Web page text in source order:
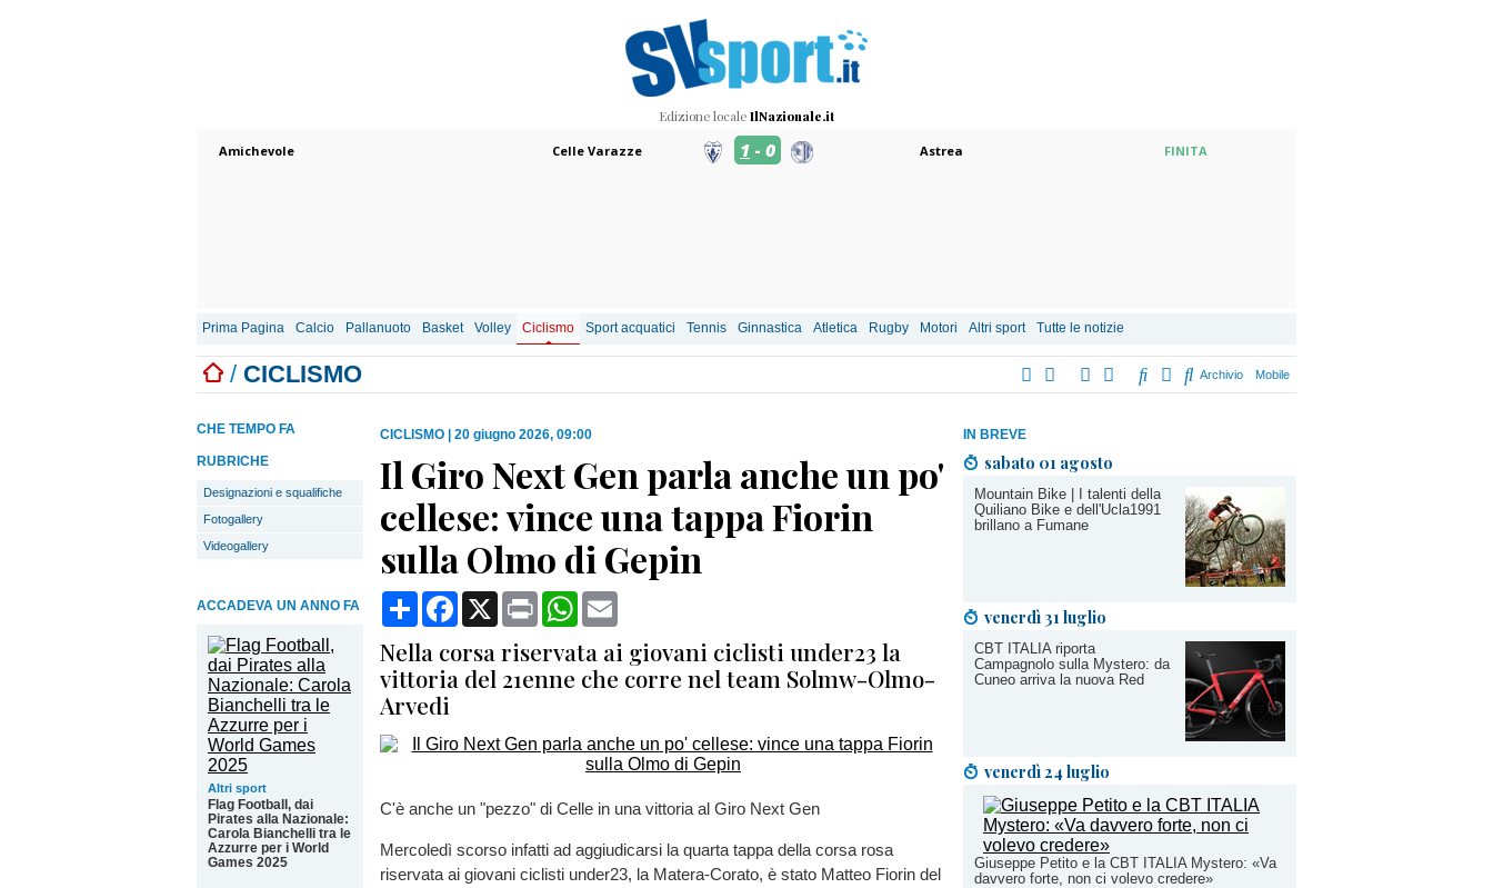
Edizione locale IlNazionale.it
Amichevole Celle Varazze 1 - 0 Astrea FINITA
Prima Pagina Calcio Pallanuoto Basket Volley Ciclismo Sport acquatici Tennis Ginnastica Atletica Rugby Motori Altri sport Tutte le notizie
/ CICLISMO Archivio Mobile
IN BREVE
sabato 01 agosto
Mountain Bike | I talenti della
Quiliano Bike e dell'Ucla1991
brillano a Fumane
venerdì 31 luglio
CBT ITALIA riporta
Campagnolo sulla Mystero: da
Cuneo arriva la nuova Red
venerdì 24 luglio
Giuseppe Petito e la CBT ITALIA Mystero: «Va
davvero forte, non ci volevo credere»
CHE TEMPO FA
RUBRICHE
Designazioni e squalifiche
Fotogallery
Videogallery
ACCADEVA UN ANNO FA
Altri sport
Flag Football, dai
Pirates alla Nazionale:
Carola Bianchelli tra le
Azzurre per i World
Games 2025
CICLISMO 20 giugno 2026, 09:00
Il Giro Next Gen parla anche un po'
cellese: vince una tappa Fiorin
sulla Olmo di Gepin
CondividiFacebook
X Print WhatsApp
Nella corsa riservata ai giovani ciclisti under23 la
vittoria del 21enne che corre nel team Solmw-Olmo-
Arvedi
C'è anche un "pezzo" di Celle in una vittoria al Giro Next Gen
Mercoledì scorso infatti ad aggiudicarsi la quarta tappa della corsa rosa
riservata ai giovani ciclisti under23, la Matera-Corato, è stato Matteo Fiorin del